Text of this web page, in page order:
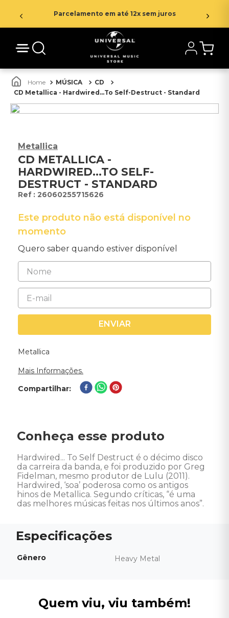
Parcelamento em até 12x sem juros
MÚSICA
CD
CD Metallica - Hardwired...To Self-Destruct - Standard
Metallica
CD METALLICA -
HARDWIRED...TO SELF-
DESTRUCT - STANDARD
: 26060255715626
Este produto não está disponível no
momento
Quero saber quando estiver disponível
ENVIAR
Metallica
Mais Informações.
Compartilhar
Conheça esse produto
Hardwired... To Self Destruct é o décimo disco
da carreira da banda, e foi produzido por Greg
Fidelman, mesmo produtor de Lulu (2011).
Hardwired, ‘soa’ poderosa como os antigos
hinos de Metallica. Segundo críticas, “é uma
das melhores músicas feitas nos últimos anos”.
Gênero Heavy Metal
Quem viu, viu também!